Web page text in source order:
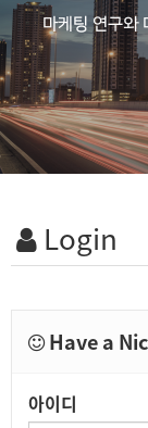
마케팅 연구와
Login
Have a
아이디